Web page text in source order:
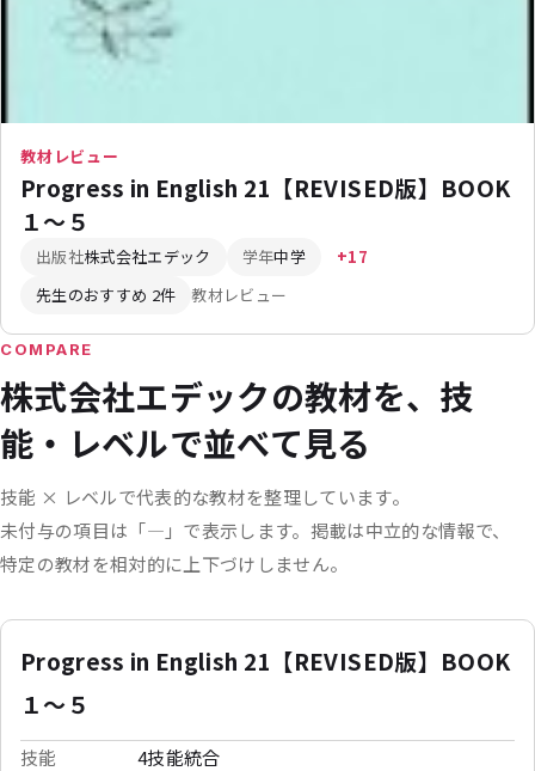
教材レビュー
Progress in English 21【REVISED版】BOOK
１～５
出版社株式会社エデック 学年中学
+17
先生のおすすめ 2件
教材レビュー
COMPARE
株式会社エデックの教材を、技
能・レベルで並べて見る
技能 × レベルで代表的な教材を整理しています。
未付与の項目は「—」で表示します。 掲載は中立的な情報で、
特定の教材を相対的に上下づけしません。
Progress in English 21【REVISED版】BOOK
１～５
技能
4技能統合